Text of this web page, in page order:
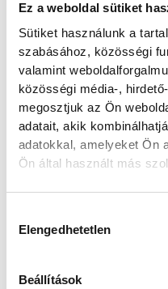
Ez a weboldal sütiket
Sütiket használunk a
szabásához, közösségi
valamint
közösségi média-,
megosztjuk az Ön
adatait, akik
adatokkal, amelyeket Ön
Ön által használt más
Elengedhetetlen
Beállítások
gyára az
mobilitási
önvezetés és az
is meghatározó
végére célunk a
sarokszámok
léphetünk majd